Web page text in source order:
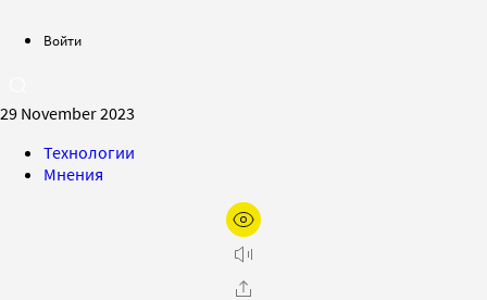
Войти
29 November 2023
Технологии
Мнения